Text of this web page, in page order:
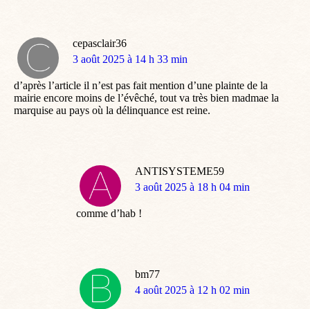
cepasclair36
dit
3 août 2025 à 14 h 33 min
d’après l’article il n’est pas fait mention d’une plainte de la
mairie encore moins de l’évêché, tout va très bien madmae la
marquise au pays où la délinquance est reine.
ANTISYSTEME59
dit
3 août 2025 à 18 h 04 min
comme d’hab !
bm77
dit
4 août 2025 à 12 h 02 min